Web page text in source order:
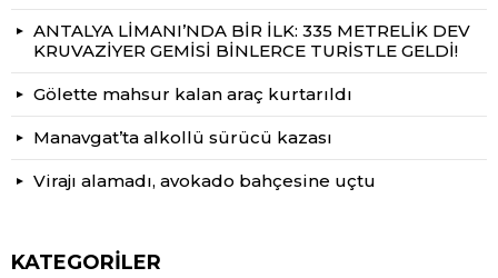
ANTALYA LİMANI’NDA BİR İLK: 335 METRELİK DEV
KRUVAZİYER GEMİSİ BİNLERCE TURİSTLE GELDİ!
Gölette mahsur kalan araç kurtarıldı
Manavgat’ta alkollü sürücü kazası
Virajı alamadı, avokado bahçesine uçtu
KATEGORILER